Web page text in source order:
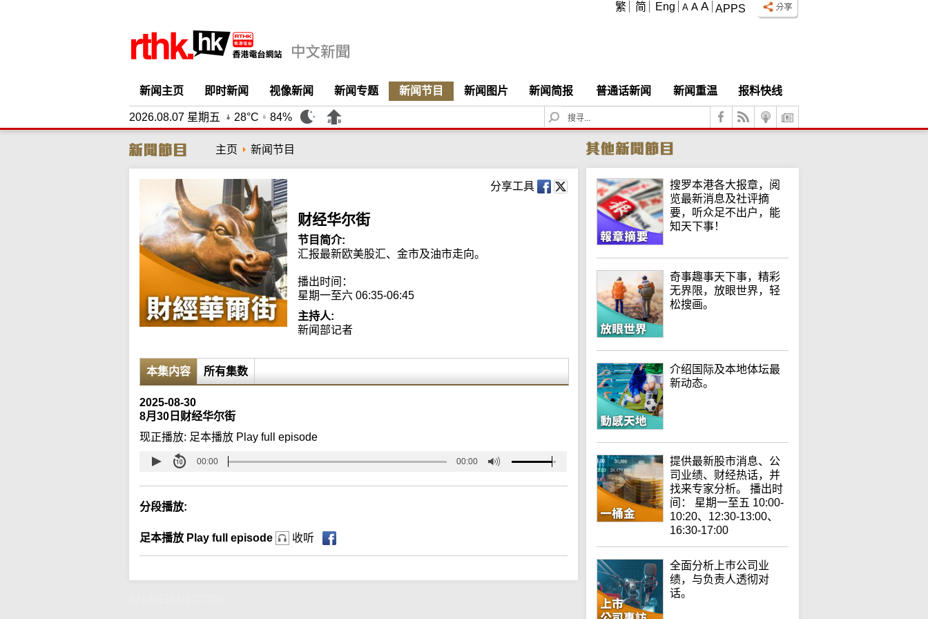
APPS
A A A
繁 简 Eng
新闻主页 即时新闻 视像新闻 新闻专题 新闻节目 新闻图片 新闻简报 普通话新闻 新闻重温 报料快线
2026.08.07 星期五 28°C 84%
S
e
c
h
主页 新闻节目
分享工具
财经华尔街
节目简介:
汇报最新欧美股汇、金市及油市走向。
播出时间：
星期一至六 06:35-06:45
主持人:
新闻部记者
本集内容 所有集数
2025-08-30
8月30日财经华尔街
现正播放: 足本播放 Play full episode
00:00 00:00
分段播放:
足本播放 Play full episode 收听
搜罗本港各大报章，阅
览最新消息及社评摘
要，听众足不出户，能
知天下事！
奇事趣事天下事，精彩
无界限，放眼世界，轻
松搜画。
介绍国际及本地体坛最
新动态。
提供最新股市消息、公
司业绩、财经热话，并
找来专家分析。 播出时
间： 星期一至五 10:00-
10:20、12:30-13:00、
16:30-17:00
全面分析上巿公司业
绩，与负责人透彻对
话。